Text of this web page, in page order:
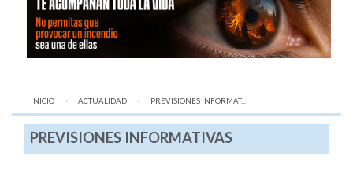
INICIO ACTUALIDAD AQUÍ:
PREVISIONES INFORMAT...
PREVISIONES INFORMATIVAS